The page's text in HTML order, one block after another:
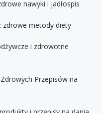
nawyki i jadłospis
zdrowe metody diety
i zdrowotne
Przepisów na